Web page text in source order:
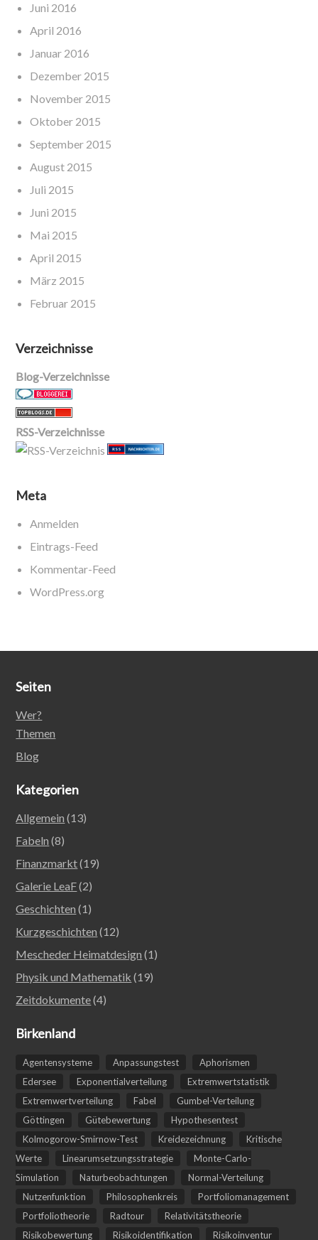
Juni 2016
April 2016
Januar 2016
Dezember 2015
November 2015
Oktober 2015
September 2015
August 2015
Juli 2015
Juni 2015
Mai 2015
April 2015
März 2015
Februar 2015
Verzeichnisse
Blog-Verzeichnisse
RSS-Verzeichnisse
Meta
Anmelden
Eintrags-Feed
Kommentar-Feed
WordPress.org
Seiten
Wer?
Themen
Blog
Kategorien
Allgemein (13)
Fabeln (8)
Finanzmarkt(19)
Galerie LeaF(2)
Geschichten (1)
Kurzgeschichten (12)
Mescheder Heimatdesign (1)
Physik und Mathematik (19)
Zeitdokumente(4)
Birkenland
Agentensysteme Anpassungstest
Aphorismen
Edersee
Exponentialverteilung
Extremwertstatistik
Extremwertverteilung
Fabel
Gumbel-Verteilung
Göttingen
Gütebewertung
Hypothesentest
Kolmogorow-Smirnow-Test
Kreidezeichnung
Kritische
Werte
Linearumsetzungsstrategie
Monte-Carlo-
Simulation
Naturbeobachtungen
Normal-Verteilung
Nutzenfunktion
Philosophenkreis
Portfoliomanagement
Portfoliotheorie
Radtour
Relativitätstheorie
Risikobewertung
Risikoidentifikation Risikoinventur